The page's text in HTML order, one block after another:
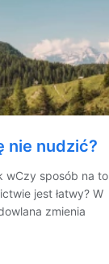
nie nudzić?
wCzy sposób na to
jest łatwy? W
zmienia